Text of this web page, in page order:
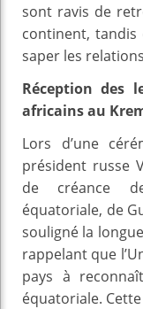
sont ravis de
continent, tandis
saper les
Réception des
africains au
Lors d’une
président russe
de créance
équatoriale, de
souligné la
rappelant que
pays à
équatoriale.